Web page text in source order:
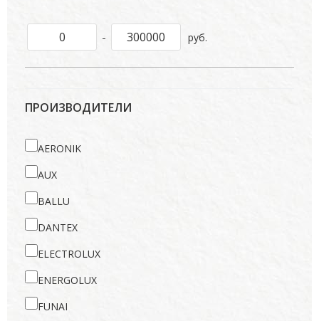
- руб.
ПРОИЗВОДИТЕЛИ
AERONIK
AUX
BALLU
DANTEX
ELECTROLUX
ENERGOLUX
FUNAI